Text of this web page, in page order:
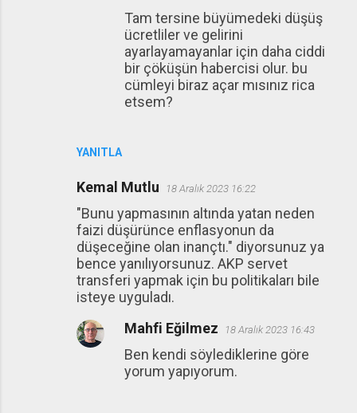
YANITLA
Tam tersine büyümedeki düşüş
ücretliler ve gelirini
ayarlayamayanlar için daha ciddi
bir çöküşün habercisi olur. bu
cümleyi biraz açar mısınız rica
etsem?
Kemal Mutlu 18 Aralık 2023 16:22
"Bunu yapmasının altında yatan neden
faizi düşürünce enflasyonun da
düşeceğine olan inançtı." diyorsunuz ya
bence yanılıyorsunuz. AKP servet
transferi yapmak için bu politikaları bile
isteye uyguladı.
Mahfi Eğilmez 18 Aralık 2023 16:43
Ben kendi söylediklerine göre
yorum yapıyorum.